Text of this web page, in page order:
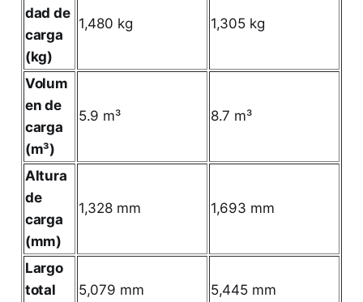
dad de
carga
(kg)
1,480 kg 1,305 kg
Volum
en de
carga
(m³)
5.9 m³ 8.7 m³
Altura
de
carga
(mm)
1,328 mm 1,693 mm
Largo
total
5,079 mm 5,445 mm